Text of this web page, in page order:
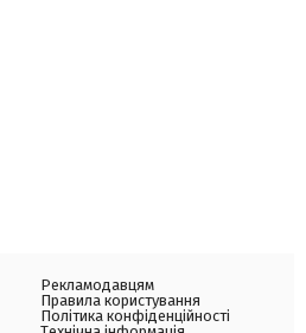
Рекламодавцям
Правила користування
Політика конфіденційності